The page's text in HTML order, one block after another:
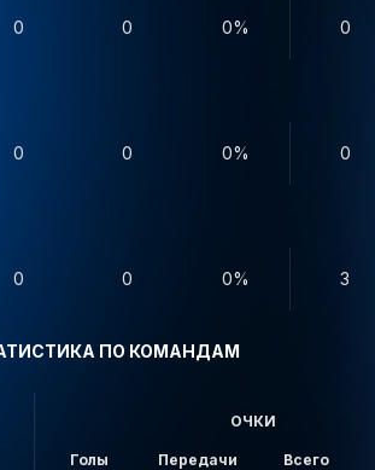
0 0 0% 0
0 0 0% 0
0 0 0% 3
ПО КОМАНДАМ
ОЧКИ
Голы Передачи Всего